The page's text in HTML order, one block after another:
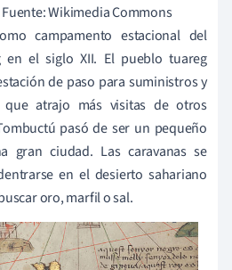
Wikimedia Commons
campamento estacional del
en el siglo XII. El pueblo tuareg
de paso para suministros y
que atrajo más visitas de otros
pasó de ser un pequeño
gran ciudad. Las caravanas se
en el desierto sahariano
oro, marfil o sal.